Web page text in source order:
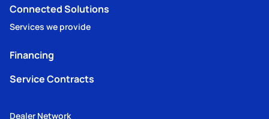
Connected Solutions
Services we provide
Financing
Service Contracts
Dealer Network